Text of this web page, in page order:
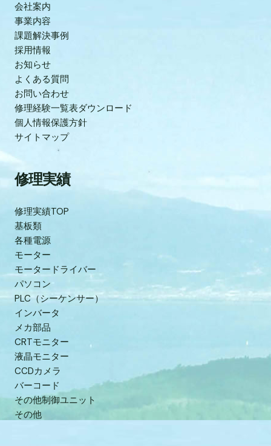
会社案内
事業内容
課題解決事例
採用情報
お知らせ
よくある質問
お問い合わせ
修理経験一覧表ダウンロード
個人情報保護方針
サイトマップ
修理実績
修理実績TOP
基板類
各種電源
モーター
モータードライバー
パソコン
PLC（シーケンサー）
インバータ
メカ部品
CRTモニター
液晶モニター
CCDカメラ
バーコード
その他制御ユニット
その他